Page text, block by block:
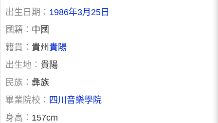
出生日期： 1986年3月25日
國籍： 中國
籍貫： 貴州 貴陽
出生地： 貴陽
民族： 彝族
畢業院校： 四川音樂學院
身高： 157cm